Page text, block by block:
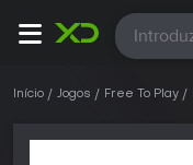
Todas
Início Jogos Free To Play